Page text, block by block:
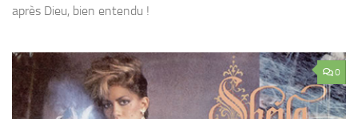
après Dieu, bien entendu !
0